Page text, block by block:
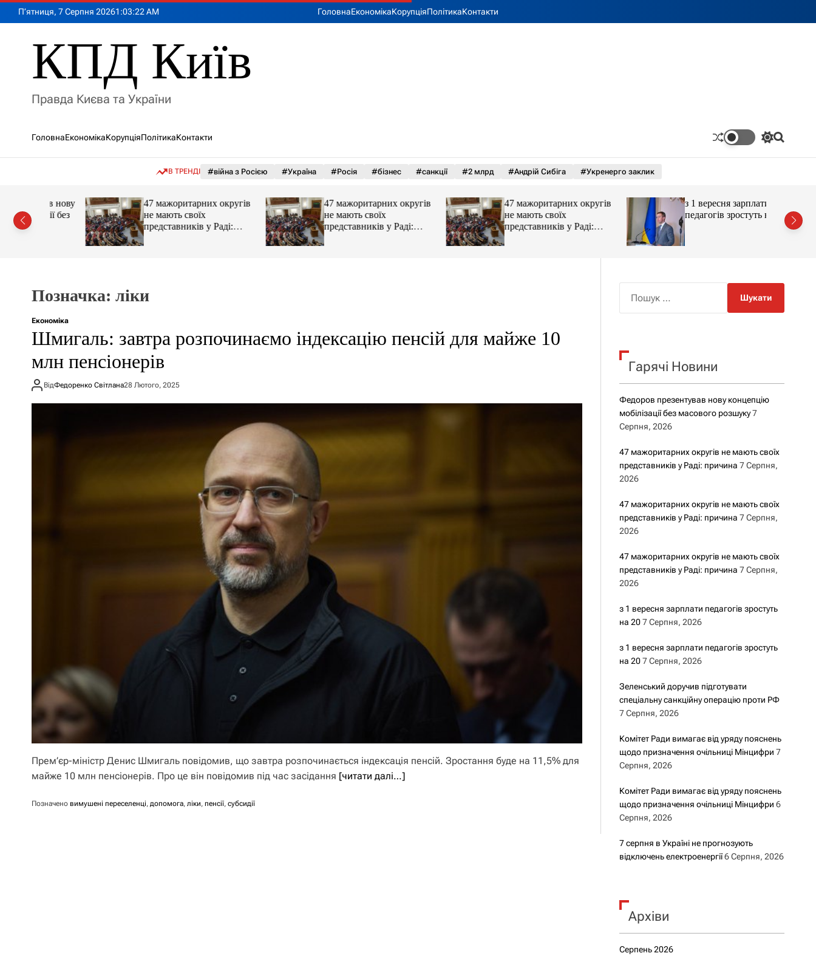
П’ятниця, 7 Серпня 20261 :03:23 AM ГоловнаЕкономікаКорупціяПолітикаКонтакти
КПД Київ
Правда Києва та України
ГоловнаЕкономікаКорупціяПолітикаКонтакти
П
к
а
р
о
у
П
В ТРЕНДІ #війна з Росією #Україна #Росія #бізнес #санкції #2 млрд #Андрій Сибіга #Укренерго заклик
без
47 мажоритарних округів
не мають своїх
представників у Раді:
причина
47 мажоритарних округів
не мають своїх
представників у Раді:
причина
47 мажоритарних округів
не мають своїх
представників у Раді:
причина
з 1 вересня зарплати
педагогів зростуть на 20
Позначка: ліки
Економіка
Шмигаль: завтра розпочинаємо індексацію пенсій для майже 10
млн пенсіонерів
ВідФедоренко Світлана28 Лютого, 2025
Прем’єр-міністр Денис Шмигаль повідомив, що завтра розпочинається індексація пенсій. Зростання буде на 11,5% для
майже 10 млн пенсіонерів. Про це він повідомив під час засідання [читати далі…]
Позначено вимушені переселенці, допомога, ліки, пенсії, субсидії
к
Гарячі Новини
Федоров презентував нову концепцію
мобілізації без масового розшуку 7
Серпня, 2026
47 мажоритарних округів не мають своїх
представників у Раді: причина 7 Серпня,
2026
47 мажоритарних округів не мають своїх
представників у Раді: причина 7 Серпня,
2026
47 мажоритарних округів не мають своїх
представників у Раді: причина 7 Серпня,
2026
з 1 вересня зарплати педагогів зростуть
на 20 7 Серпня, 2026
з 1 вересня зарплати педагогів зростуть
на 20 7 Серпня, 2026
Зеленський доручив підготувати
спеціальну санкційну операцію проти РФ
7 Серпня, 2026
Комітет Ради вимагає від уряду пояснень
щодо призначення очільниці Мінцифри 7
Серпня, 2026
Комітет Ради вимагає від уряду пояснень
щодо призначення очільниці Мінцифри 6
Серпня, 2026
7 серпня в Україні не прогнозують
відключень електроенергії 6 Серпня, 2026
Архіви
Серпень 2026